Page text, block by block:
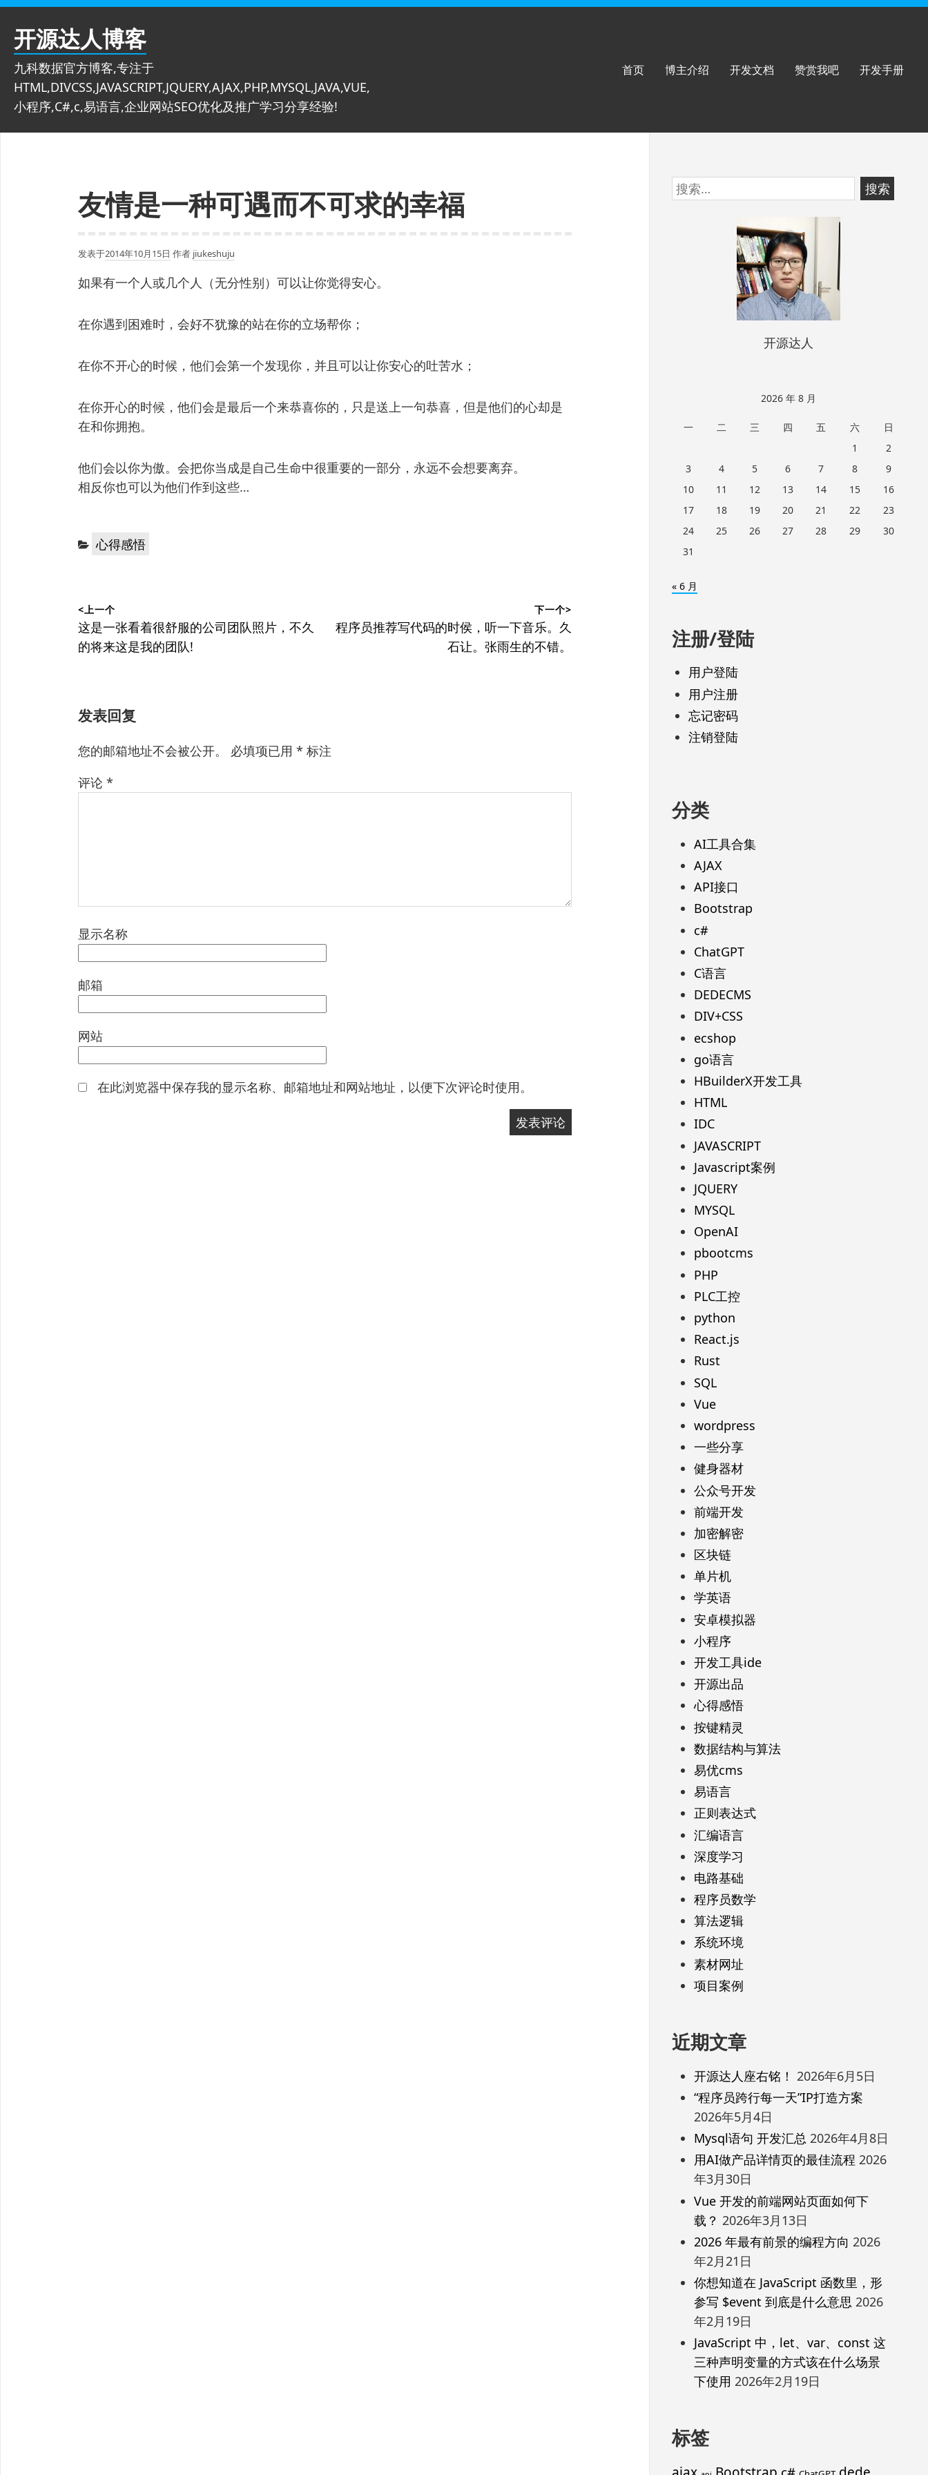
跳
开源达人博客
九科数据官方博客,专注于
HTML,DIVCSS,JAVASCRIPT,JQUERY,AJAX,PHP,MYSQL,JAVA,VUE,
小程序,C#,c,易语言,企业网站SEO优化及推广学习分享经验!
首页 博主介绍 开发文档 赞赏我吧 开发手册
友情是一种可遇而不可求的幸福
发表于2014年10月15日 作者 jiukeshuju
如果有一个人或几个人（无分性别）可以让你觉得安心。
在你遇到困难时，会好不犹豫的站在你的立场帮你；
在你不开心的时候，他们会第一个发现你，并且可以让你安心的吐苦水；
在你开心的时候，他们会是最后一个来恭喜你的，只是送上一句恭喜，但是他们的心却是
在和你拥抱。
他们会以你为傲。会把你当成是自己生命中很重要的一部分，永远不会想要离弃。
相反你也可以为他们作到这些…
分 心得感悟
章
导
<上一个
上
篇
这是一张看着很舒服的公司团队照片，不久
的将来这是我的团队!
下一个>
下
程序员推荐写代码的时侯，听一下音乐。久
石让。张雨生的不错。
发表回复
您的邮箱地址不会被公开。 必填项已用 * 标注
评论 *
显示名称
邮箱
网站
在此浏览器中保存我的显示名称、邮箱地址和网站地址，以便下次评论时使用。
跳
至
搜
索：
开源达人
2026 年 8 月
一 二 三 四 五 六
日
1
2
3
4 5 6 7 8
9
10
11 12 13 14 15
16
17
18 19 20 21 22
23
24
25 26 27 28 29
30
31
« 6 月
注册/登陆
用户登陆
用户注册
忘记密码
注销登陆
分类
AI工具合集
AJAX
API接口
Bootstrap
c#
ChatGPT
C语言
DEDECMS
DIV+CSS
ecshop
go语言
HBuilderX开发工具
HTML
IDC
JAVASCRIPT
Javascript案例
JQUERY
MYSQL
OpenAI
pbootcms
PHP
PLC工控
python
React.js
Rust
SQL
Vue
wordpress
一些分享
健身器材
公众号开发
前端开发
加密解密
区块链
单片机
学英语
安卓模拟器
小程序
开发工具ide
开源出品
心得感悟
按键精灵
数据结构与算法
易优cms
易语言
正则表达式
汇编语言
深度学习
电路基础
程序员数学
算法逻辑
系统环境
素材网址
项目案例
近期文章
开源达人座右铭！ 2026年6月5日
“程序员跨行每一天”IP打造方案
2026年5月4日
Mysql语句 开发汇总 2026年4月8日
用AI做产品详情页的最佳流程 2026
年3月30日
Vue 开发的前端网站页面如何下
载？ 2026年3月13日
2026 年最有前景的编程方向 2026
年2月21日
你想知道在 JavaScript 函数里，形
参写 $event 到底是什么意思 2026
年2月19日
JavaScript 中，let、var、const 这
三种声明变量的方式该在什么场景
下使用 2026年2月19日
标签